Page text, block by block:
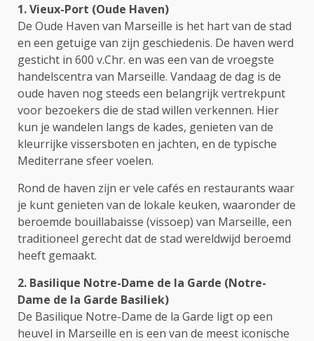
1. Vieux-Port (Oude Haven)
De Oude Haven van Marseille is het hart van de stad
en een getuige van zijn geschiedenis. De haven werd
gesticht in 600 v.Chr. en was een van de vroegste
handelscentra van Marseille. Vandaag de dag is de
oude haven nog steeds een belangrijk vertrekpunt
voor bezoekers die de stad willen verkennen. Hier
kun je wandelen langs de kades, genieten van de
kleurrijke vissersboten en jachten, en de typische
Mediterrane sfeer voelen.
Rond de haven zijn er vele cafés en restaurants waar
je kunt genieten van de lokale keuken, waaronder de
beroemde bouillabaisse (vissoep) van Marseille, een
traditioneel gerecht dat de stad wereldwijd beroemd
heeft gemaakt.
2. Basilique Notre-Dame de la Garde (Notre-
Dame de la Garde Basiliek)
De Basilique Notre-Dame de la Garde ligt op een
heuvel in Marseille en is een van de meest iconische